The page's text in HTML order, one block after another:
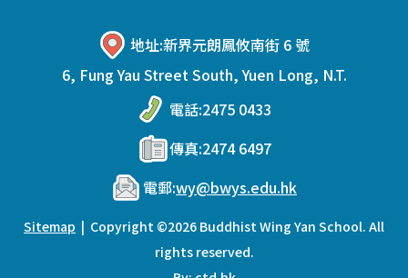
地址:新界元朗鳳攸南街 6 號
6, Fung Yau Street South, Yuen Long, N.T.
電話:2475 0433
傳真:2474 6497
電郵:wy@bwys.edu.hk
Sitemap | Copyright ©2026 Buddhist Wing Yan School. All
rights reserved.